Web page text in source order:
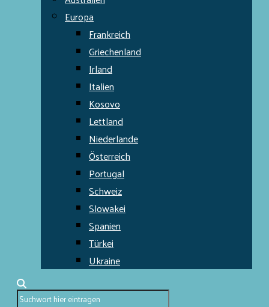
Europa
Frankreich
Griechenland
Irland
Italien
Kosovo
Lettland
Niederlande
Österreich
Portugal
Schweiz
Slowakei
Spanien
Türkei
Ukraine